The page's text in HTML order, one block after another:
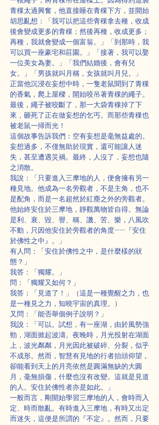
青稞太過興奮，他直接睡在青稞下方，並開始
胡思亂想：「我可以把這些青稞拿去種，收成
後會變成更多的青稞；然後再種，收成更多；
再種，我就會變成一個富翁。」「到那時，我
可以買一座豪宅和莊園。」「接著，我可以娶
一位美女為妻。」「我們結婚後，會有兒
女。」「男孩就叫月稱，女孩就叫月兒。」
正當他沉浸在妄想中時，一隻老鼠聞到了青稞
的香氣，爬上屋樑，開始咬吊著青稞的繩子。
最後，繩子被咬斷了，那一大袋青稞掉了下
來，砸死了正在做妄想的乞丐。而那些青稞也
被老鼠一掃而光！
這個故事告訴我們：空有妄想是毫無益處的。
妄想過多，不僅無助於現實，還可能讓人迷
失，甚至遭遇災禍。最終，人沒了，妄想也隨
之消散。
我說：「只要進入三摩地的人，便會擁有另一
種見地。他成為一名旁觀者，不是主角，也不
是配角，而是一名超然於紅塵之外的旁觀者。
他始終安住於三摩地，靜觀萬物皆自得。無論
是利、衰、毀、譽、稱、譏、苦、樂，八風吹
不動，只因他安住於旁觀者的角度——『安住
於佛性之中』。」
有人問：「安住於佛性之中，是什麼樣的狀
態？」
我答：「獨耀。」
問：「獨耀又如何？」
我答：「見道了！」（這是一種覺醒之力，也
是一種見之力，知曉宇宙的真理。）
又問：「能否舉個例子說明？」
我說：「可以。試想，有一座湖，由於風勢強
勁，湖面掀起波濤。夜晚時，月光投射在湖面
上，波光粼粼，月光因此被破碎、分裂，似乎
不成形。然而，智慧有見地的行者抬頭仰望，
卻能看到天上的月亮依然是圓滿無缺的大圓
月，毫無損傷，什麼也沒有改變。這就是見道
的人。安住於佛性者亦是如此。」
一般而言，剛開始學習三摩地的人，會時而入
定、時而散亂。有時進入三摩地，有時又出定
而迷失，這便是所謂的『不定』。然而，只要